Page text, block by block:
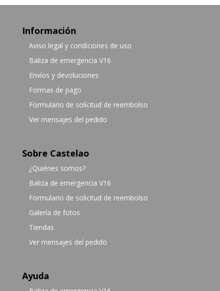
Información
Aviso legal y condiciones de uso
Baliza de emergencia V16
Envíos y devoluciones
Formas de pago
Formulario de solicitud de reembolso
Ver mensajes del pedido
Sobre Castelao
¿Quiénes somos?
Baliza de emergencia V16
Formulario de solicitud de reembolso
Galería de fotos
Tiendas
Ver mensajes del pedido
Ayuda